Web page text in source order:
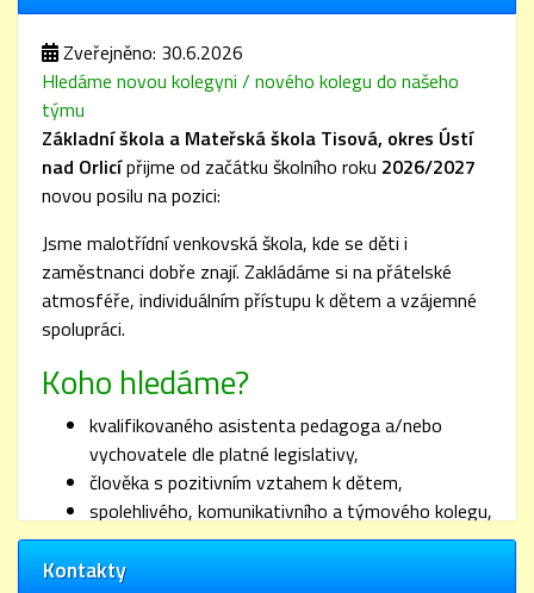
Zveřejněno: 30.6.2026
Hledáme novou kolegyni / nového kolegu do našeho
týmu
Základní škola a Mateřská škola Tisová, okres Ústí
nad Orlicípřijme od začátku školního roku 2026/2027
novou posilu na pozici:
Jsme malotřídní venkovská škola, kde se děti i
zaměstnanci dobře znají. Zakládáme si na přátelské
atmosféře, individuálním přístupu k dětem a vzájemné
spolupráci.
Koho hledáme?
kvalifikovaného asistenta pedagoga a/nebo
vychovatele dle platné legislativy,
člověka s pozitivním vztahem k dětem,
spolehlivého, komunikativního a týmového kolegu,
výhodou jsou zkušenosti s prací na malotřídní
škole.
Kontakty